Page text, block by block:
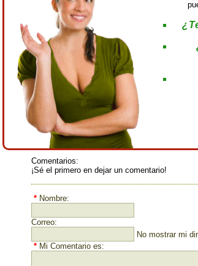
Comentarios:
¡Sé el primero en dejar un comentario!
* Nombre:
Correo:
No mostrar mi
* Mi Comentario es: